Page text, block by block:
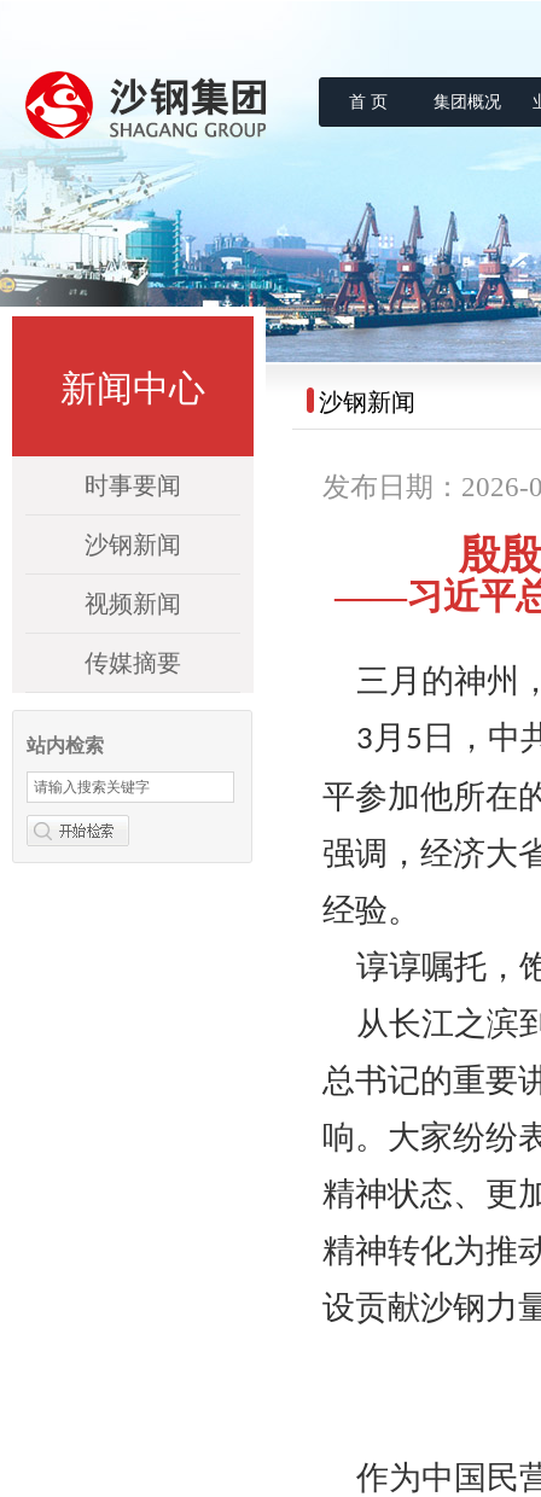
沙钢集团
首 页 集团概况
新闻中心
时事要闻
沙钢新闻
视频新闻
传媒摘要
站内检索
沙钢新闻
发布日期：2026-
殷
——习近平总
三月的神州
3月 5 日，中
平参加他所在
强调，经济大
经验。
谆谆嘱托，
从长江之滨
总书记的重要
响。大家纷纷
精神状态、更
精神转化为推
设贡献沙钢力
作为中国民